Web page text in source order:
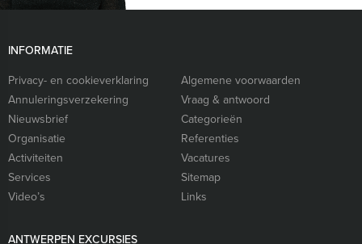
INFORMATIE
Privacy- en cookieverklaring
Algemene voorwaarden
Annuleringsverzekering
Vraag & antwoord
Nieuwsbrief
Categorieën
Organisatie
Referenties
Activiteiten
Vacatures
Services
Sitemap
Video’s
Links
ANTWERPEN EXCURSIES